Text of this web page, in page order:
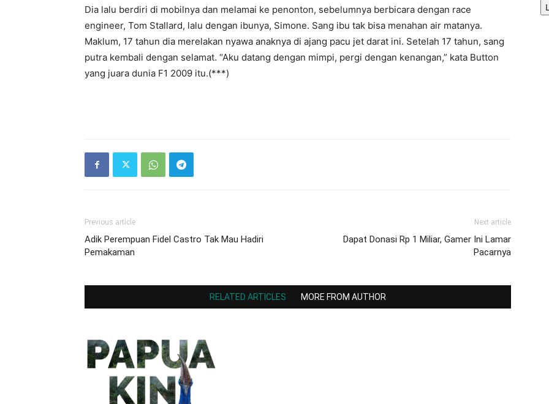
Dia lalu berdiri di mobilnya dan melamai ke penonton, sebelumnya berbicara dengan race
engineer, Tom Stallard, lalu dengan ibunya, Simone. Sang ibu tak bisa menahan air matanya.
Maklum, 17 tahun dia merelakan nyawa anaknya di ajang pacu jet darat ini. Setelah 17 tahun, sang
putra kembali dengan selamat. “Aku datang dengan mimpi, pergi dengan kenangan,” kata Button
yang juara dunia F1 2009 itu.(***)
Previous article
Adik Perempuan Fidel Castro Tak Mau Hadiri
Pemakaman
Next article
Dapat Donasi Rp 1 Miliar, Gamer Ini Lamar
Pacarnya
RELATED ARTICLES MORE FROM AUTHOR